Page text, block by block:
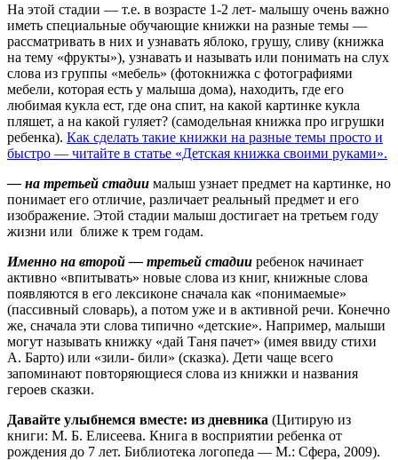
На этой стадии — т.е. в возрасте 1-2 лет- малышу очень важно
иметь специальные обучающие книжки на разные темы —
рассматривать в них и узнавать яблоко, грушу, сливу (книжка
на тему «фрукты»), узнавать и называть или понимать на слух
слова из группы «мебель» (фотокнижка с фотографиями
мебели, которая есть у малыша дома), находить, где его
любимая кукла ест, где она спит, на какой картинке кукла
пляшет, а на какой гуляет? (самодельная книжка про игрушки
ребенка). Как сделать такие книжки на разные темы просто и
быстро — читайте в статье «Детская книжка своими руками».
— на третьей стадии малыш узнает предмет на картинке, но
понимает его отличие, различает реальный предмет и его
изображение. Этой стадии малыш достигает на третьем году
жизни или ближе к трем годам.
Именно на второй — третьей стадии ребенок начинает
активно «впитывать» новые слова из книг, книжные слова
появляются в его лексиконе сначала как «понимаемые»
(пассивный словарь), а потом уже и в активной речи. Конечно
же, сначала эти слова типично «детские». Например, малыши
могут называть книжку «дай Таня пачет» (имея ввиду стихи
А. Барто) или «зили- били» (сказка). Дети чаще всего
запоминают повторяющиеся слова из книжки и названия
героев сказки.
Давайте улыбнемся вместе: из дневника (Цитирую из
книги: М. Б. Елисеева. Книга в восприятии ребенка от
рождения до 7 лет. Библиотека логопеда — М.: Сфера, 2009).